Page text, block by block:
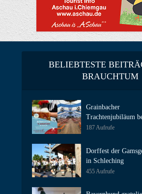
BELIEBTESTE
BRAUCHTUM
Grainbacher
Trachtenjubiläum
187 Aufrufe
Dorffest der
in Schleching
455 Aufrufe